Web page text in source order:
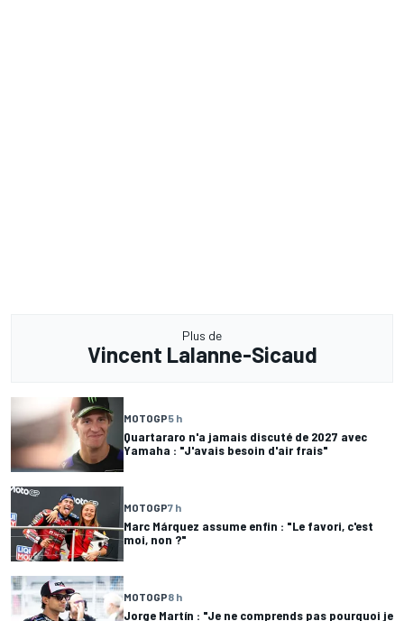
Plus de
Vincent Lalanne-Sicaud
MOTOGP5 h
Quartararo n'a jamais discuté de 2027 avec
Yamaha : "J'avais besoin d'air frais"
MOTOGP7 h
Marc Márquez assume enfin : "Le favori, c'est
moi, non ?"
MOTOGP8 h
Jorge Martín : "Je ne comprends pas pourquoi je